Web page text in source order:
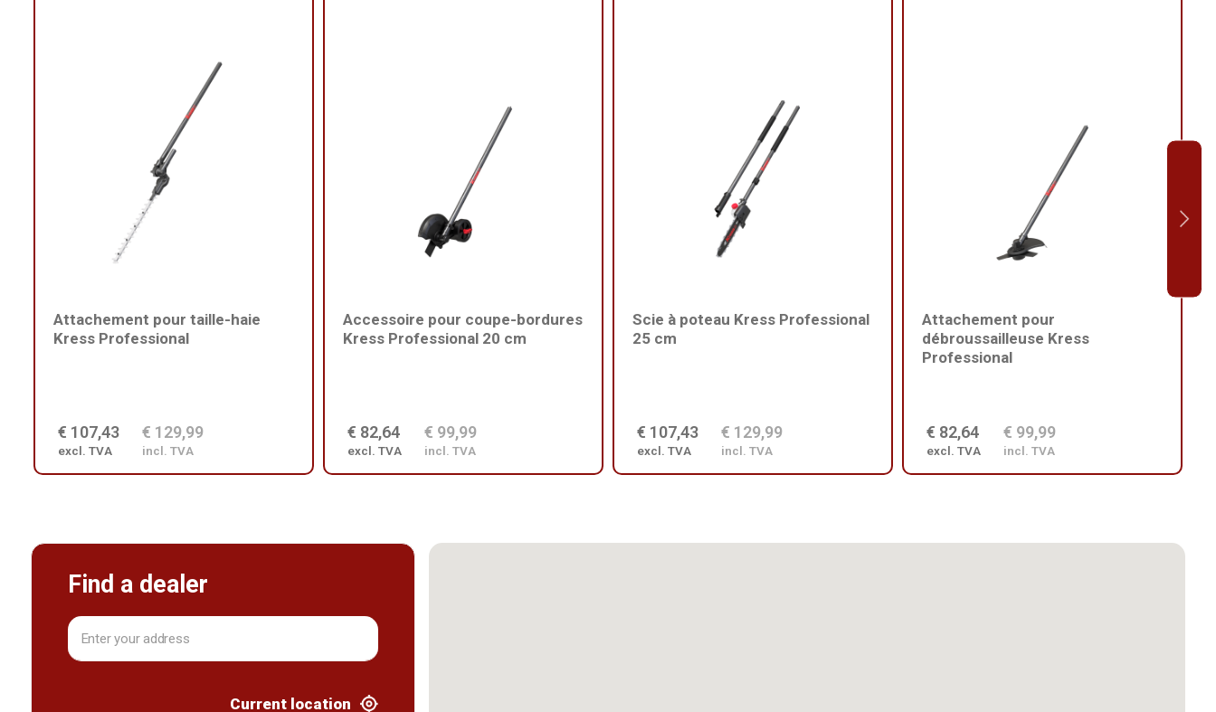
Attachement pour taille-haie
Kress Professional
€ 107,43
excl. TVA
€ 129,99
incl. TVA
Accessoire pour coupe-bordures
Kress Professional 20 cm
€ 82,64
excl. TVA
€ 99,99
incl. TVA
Scie à poteau Kress Professional
25 cm
€ 107,43
excl. TVA
€ 129,99
incl. TVA
Attachement pour
débroussailleuse Kress
Professional
€ 82,64
excl. TVA
€ 99,99
incl. TVA
Find a dealer
Current location